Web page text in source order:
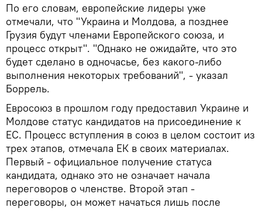
По его словам, европейские лидеры уже
отмечали, что "Украина и Молдова, а позднее
Грузия будут членами Европейского союза, и
процесс открыт". "Однако не ожидайте, что это
будет сделано в одночасье, без какого-либо
выполнения некоторых требований", - указал
Боррель.
Евросоюз в прошлом году предоставил Украине и
Молдове статус кандидатов на присоединение к
ЕС. Процесс вступления в союз в целом состоит из
трех этапов, отмечала ЕК в своих материалах.
Первый - официальное получение статуса
кандидата, однако это не означает начала
переговоров о членстве. Второй этап -
переговоры, он может начаться лишь после